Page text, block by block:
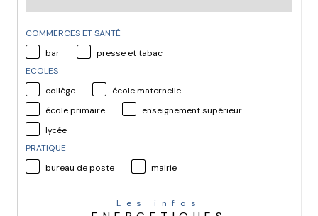
COMMERCES ET SANTÉ
bar
presse et tabac
ECOLES
collège
école maternelle
école primaire
enseignement supérieur
lycée
PRATIQUE
bureau de poste
mairie
Les infos